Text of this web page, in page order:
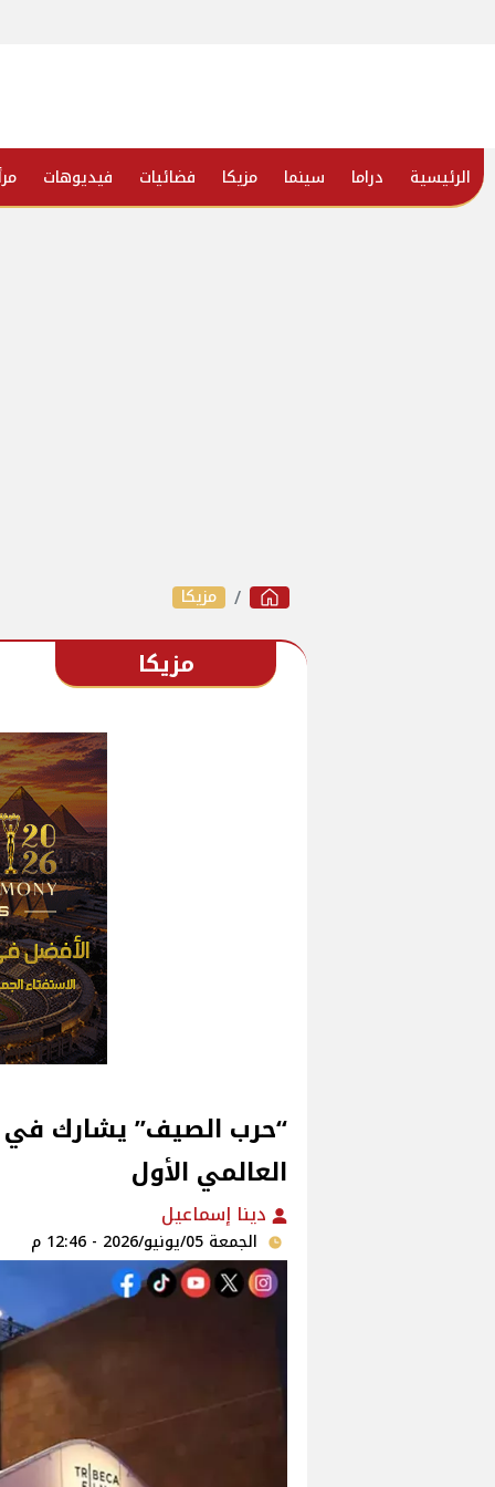
الرئيسية دراما سينما مزيكا فضائيات فيديوهات
مزيكا
مزيكا
“حرب الصيف” يشارك في
العالمي الأول
دينا إسماعيل
الجمعة 05/يونيو/2026 - 12:46 م